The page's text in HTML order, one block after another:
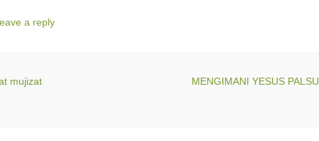
a reply
mujizat
MENGIMANI YESUS PALSU